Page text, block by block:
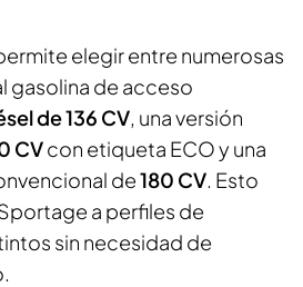
elegir entre numerosas
gasolina de acceso
de 136 CV, una versión
CVcon etiqueta ECO y una
de180 CV. Esto
a perfiles de
sin necesidad de